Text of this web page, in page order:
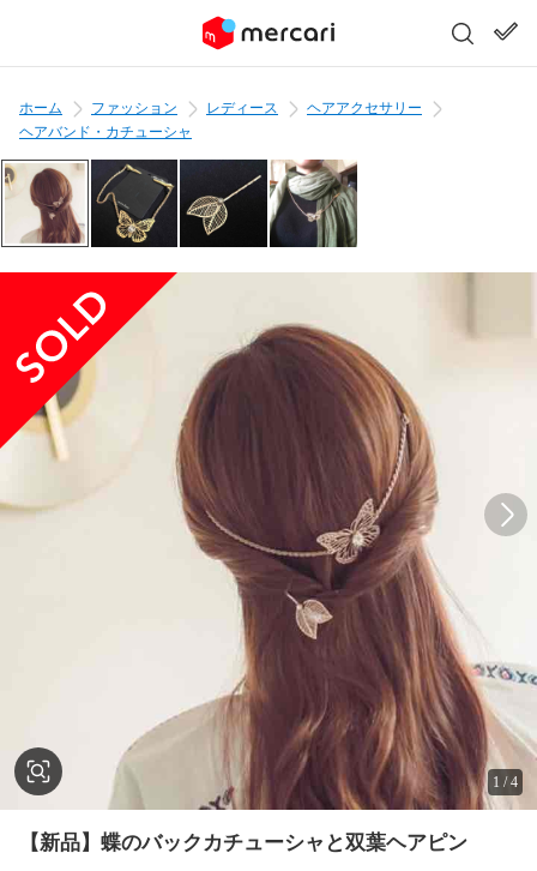
ホーム ファッション レディース
ヘアアクセサリー
ヘアバンド・カチューシャ
1 /4
【新品】蝶のバックカチューシャと双葉ヘアピン